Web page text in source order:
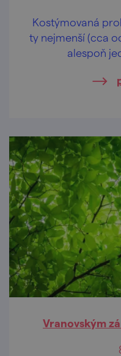
Kostýmovaná
ty nejmenší (cca
alespoň
Vranovským